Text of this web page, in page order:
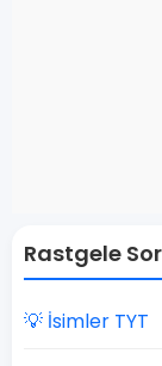
Rastgele
💡 İsimler TYT